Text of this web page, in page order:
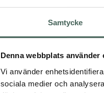
Samtycke
Denna webbplats använder
Vi använder
sociala medier och